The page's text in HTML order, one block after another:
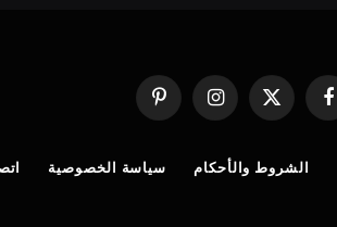
فيسبوك
X
(Twitter)
الانستغرامبينتيريست
الشروط والأحكام سياسة الخصوصية